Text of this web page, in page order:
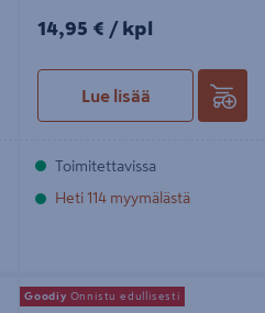
14,95€/kpl
14,95 € / kpl
Lue lisää
Toimitettavissa
Heti 114 myymälästä
Parvekepöytä Goodiy valkoinen
Goodiy Onnistu edullisesti